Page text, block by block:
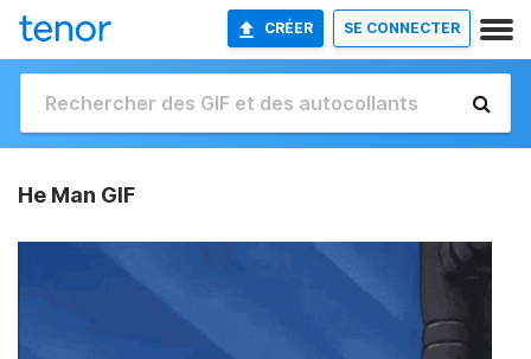
CRÉER SE CONNECTER
He Man GIF